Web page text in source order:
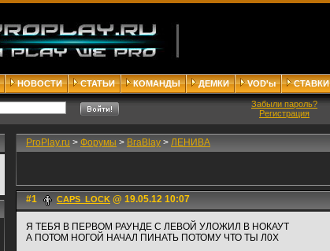
НОВОСТИ СТАТЬИ КОМАНДЫ ДЕМКИ VOD'ы СТАВКИ
Забыли пароль?
Регистрация
ProPlay.ru > Форумы > BraBlay > ЛЕНИВА
#1 CAPS_LOCK @ 19.05.12 10:07
Я ТЕБЯ В ПЕРВОМ РАУНДЕ С ЛЕВОЙ УЛОЖИЛ В НОКАУТ
А ПОТОМ НОГОЙ НАЧАЛ ПИНАТЬ ПОТОМУ ЧТО ТЫ Л0Х